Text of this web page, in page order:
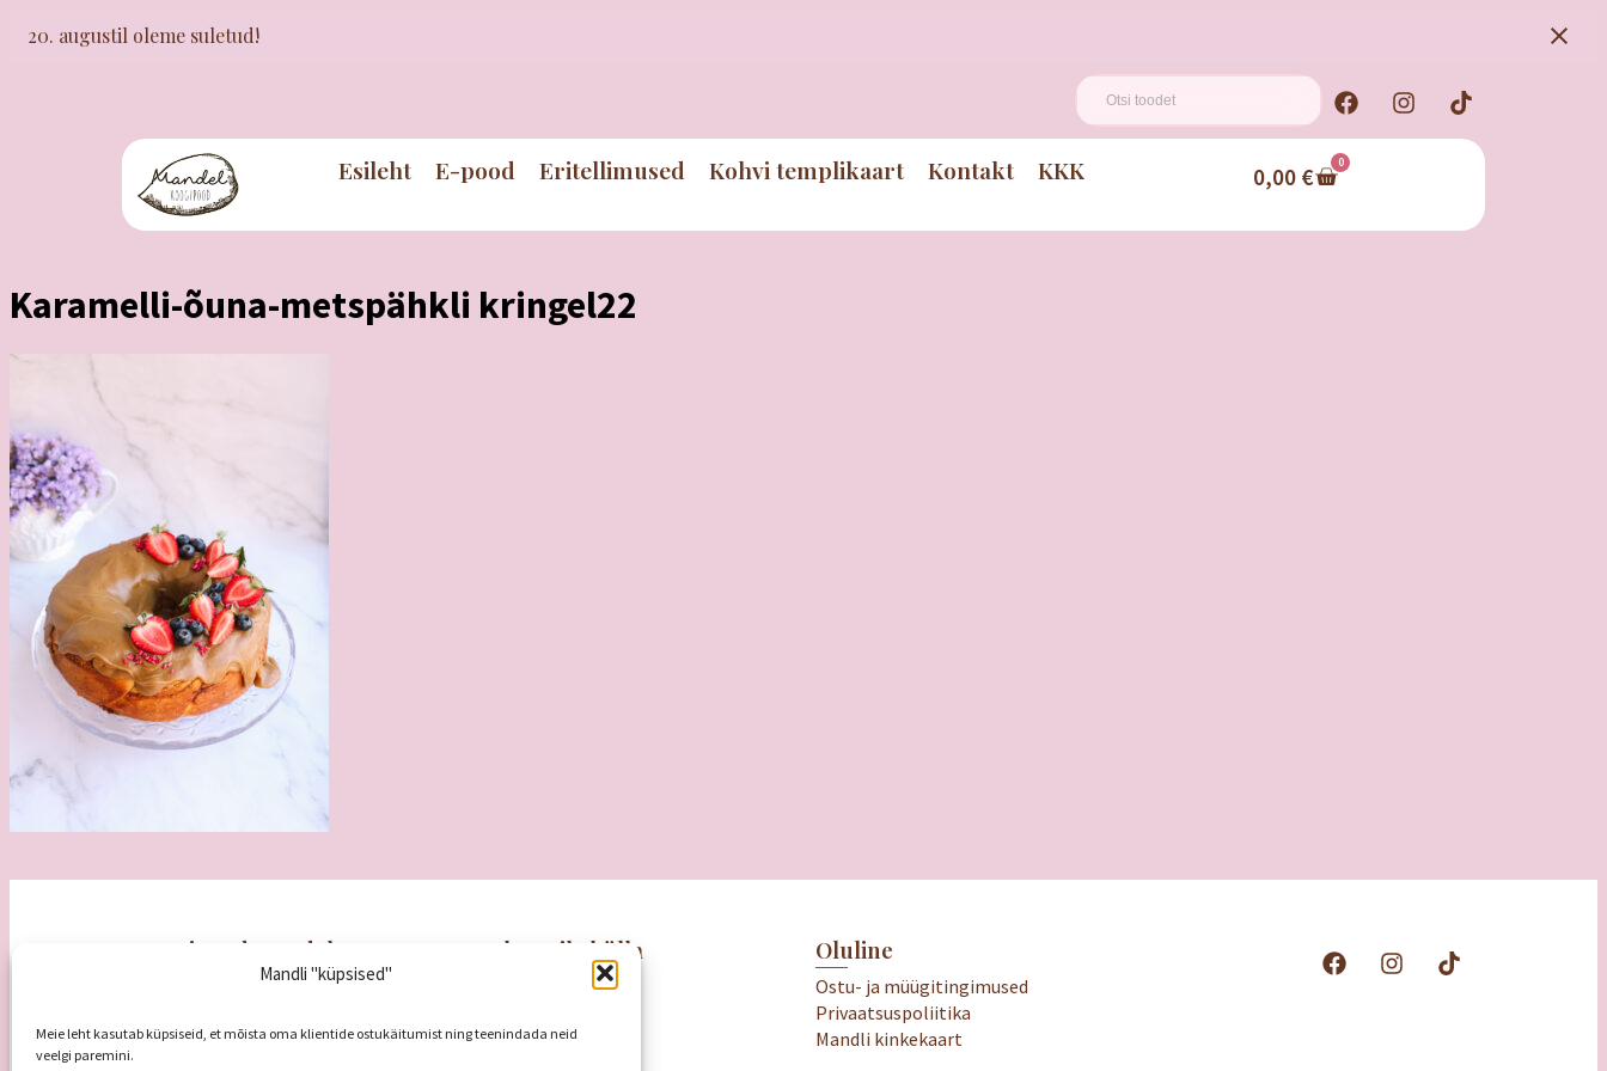
Mandli "küpsised"
Meie leht kasutab küpsiseid, et mõista oma klientide ostukäitumist ning teenindada neid
veelgi paremini.
20. augustil oleme suletud!
Esileht E-pood Eritellimused Kohvi templikaart Kontakt KKK 0,00 € 0
Karamelli-õuna-metspähkli kringel22
Koogipood Mandel
Veski 5a, 51005 Tartu
+372 5680 5585
Tule meile külla
8.00-19.00
Ppuhkame
Oluline
Ostu- ja müügitingimused
Privaatsuspoliitika
Mandli kinkekaart